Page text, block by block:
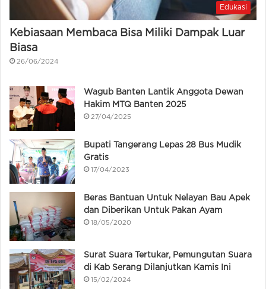
Edukasi
Kebiasaan Membaca Bisa Miliki Dampak Luar
Biasa
26/06/2024
Wagub Banten Lantik Anggota Dewan
Hakim MTQ Banten 2025
27/04/2025
Bupati Tangerang Lepas 28 Bus Mudik
Gratis
17/04/2023
Beras Bantuan Untuk Nelayan Bau Apek
dan Diberikan Untuk Pakan Ayam
18/05/2020
Surat Suara Tertukar, Pemungutan Suara
di Kab Serang Dilanjutkan Kamis Ini
15/02/2024